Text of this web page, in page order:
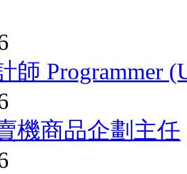
師 Programmer
機商品企劃主任